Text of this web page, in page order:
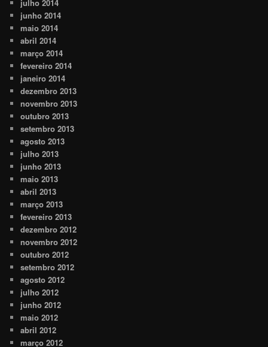
julho 2014
junho 2014
maio 2014
abril 2014
março 2014
fevereiro 2014
janeiro 2014
dezembro 2013
novembro 2013
outubro 2013
setembro 2013
agosto 2013
julho 2013
junho 2013
maio 2013
abril 2013
março 2013
fevereiro 2013
dezembro 2012
novembro 2012
outubro 2012
setembro 2012
agosto 2012
julho 2012
junho 2012
maio 2012
abril 2012
março 2012